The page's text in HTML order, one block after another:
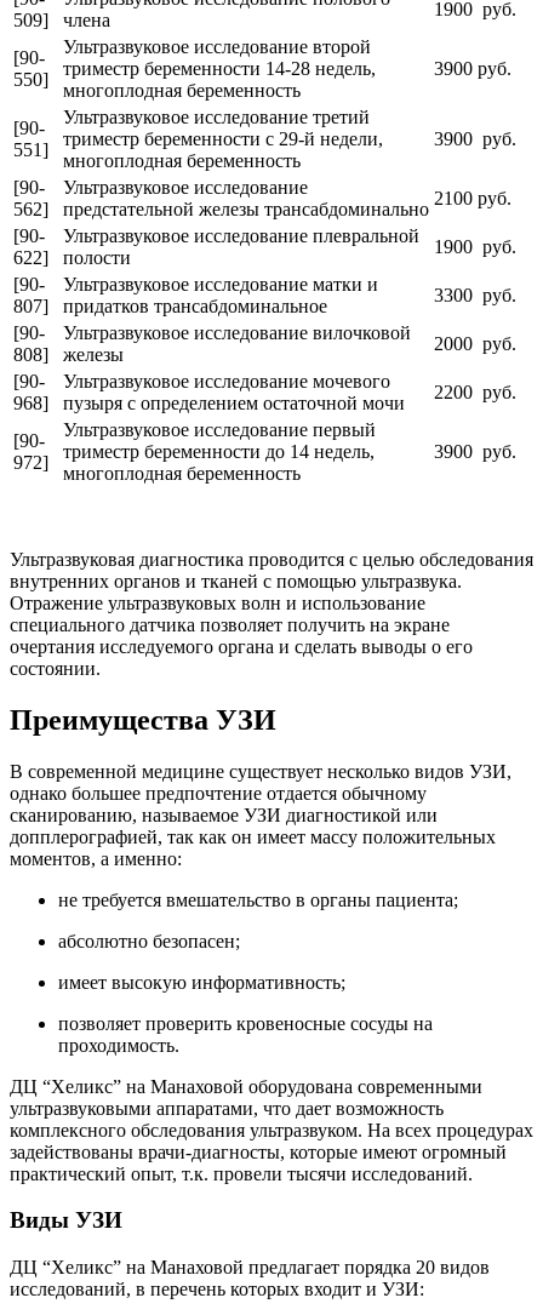
509]
члена
1900 руб.
[90-
550]
Ультразвуковое исследование второй
триместр беременности 14-28 недель,
многоплодная беременность
3900 руб.
[90-
551]
Ультразвуковое исследование третий
триместр беременности с 29-й недели,
многоплодная беременность
3900 руб.
[90-
562]
Ультразвуковое исследование
предстательной железы трансабдоминально
2100 руб.
[90-
622]
Ультразвуковое исследование плевральной
полости
1900 руб.
[90-
807]
Ультразвуковое исследование матки и
придатков трансабдоминальное
3300 руб.
[90-
808]
Ультразвуковое исследование вилочковой
железы
2000 руб.
[90-
968]
Ультразвуковое исследование мочевого
пузыря с определением остаточной мочи
2200 руб.
[90-
972]
Ультразвуковое исследование первый
триместр беременности до 14 недель,
многоплодная беременность
3900 руб.
Ультразвуковая диагностика проводится с целью обследования
внутренних органов и тканей с помощью ультразвука.
Отражение ультразвуковых волн и использование
специального датчика позволяет получить на экране
очертания исследуемого органа и сделать выводы о его
состоянии.
Преимущества УЗИ
В современной медицине существует несколько видов УЗИ,
однако большее предпочтение отдается обычному
сканированию, называемое УЗИ диагностикой или
допплерографией, так как он имеет массу положительных
моментов, а именно:
не требуется вмешательство в органы пациента;
абсолютно безопасен;
имеет высокую информативность;
позволяет проверить кровеносные сосуды на
проходимость.
ДЦ “Хеликс” на Манаховой оборудована современными
ультразвуковыми аппаратами, что дает возможность
комплексного обследования ультразвуком. На всех процедурах
задействованы врачи-диагносты, которые имеют огромный
практический опыт, т.к. провели тысячи исследований.
Виды УЗИ
ДЦ “Хеликс” на Манаховой предлагает порядка 20 видов
исследований, в перечень которых входит и УЗИ: